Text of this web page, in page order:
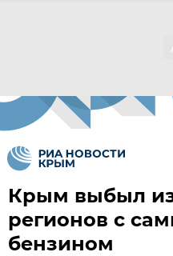
Крым выбыл
регионов с
бензином